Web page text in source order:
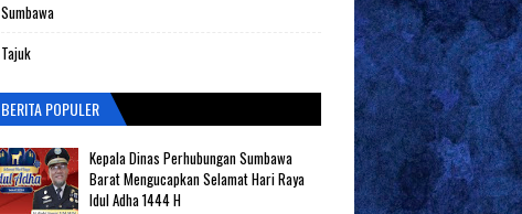
Sumbawa
Tajuk
BERITA POPULER
Kepala Dinas Perhubungan Sumbawa
Barat Mengucapkan Selamat Hari Raya
Idul Adha 1444 H